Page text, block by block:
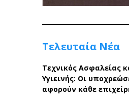
Τελευταία Νέα
Τεχνικός Ασφαλείας
Υγιεινής: Οι
αφορούν κάθε